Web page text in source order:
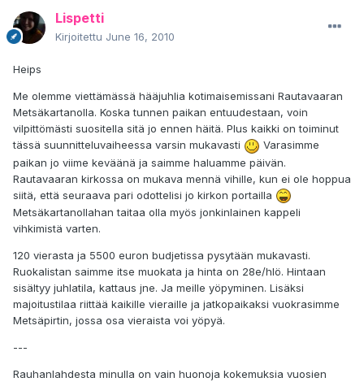
Lispetti
Kirjoitettu June 16, 2010
Heips
Me olemme viettämässä hääjuhlia kotimaisemissani Rautavaaran
Metsäkartanolla. Koska tunnen paikan entuudestaan, voin
vilpittömästi suositella sitä jo ennen häitä. Plus kaikki on toiminut
tässä suunnitteluvaiheessa varsin mukavasti
Varasimme
paikan jo viime keväänä ja saimme haluamme päivän.
Rautavaaran kirkossa on mukava mennä vihille, kun ei ole hoppua
siitä, että seuraava pari odottelisi jo kirkon portailla
Metsäkartanollahan taitaa olla myös jonkinlainen kappeli
vihkimistä varten.
120 vierasta ja 5500 euron budjetissa pysytään mukavasti.
Ruokalistan saimme itse muokata ja hinta on 28e/hlö. Hintaan
sisältyy juhlatila, kattaus jne. Ja meille yöpyminen. Lisäksi
majoitustilaa riittää kaikille vieraille ja jatkopaikaksi vuokrasimme
Metsäpirtin, jossa osa vieraista voi yöpyä.
---
Rauhanlahdesta minulla on vain huonoja kokemuksia vuosien